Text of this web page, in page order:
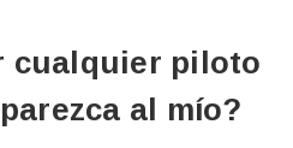
cualquier piloto
al mío?